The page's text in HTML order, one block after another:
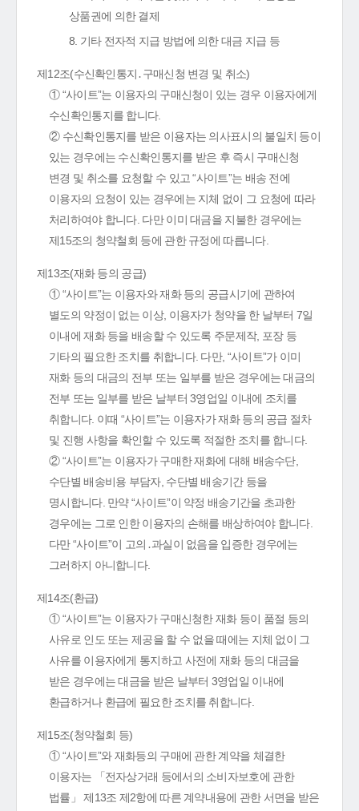
상품권에 의한 결제
8. 기타 전자적 지급 방법에 의한 대금 지급 등
제12조(수신확인통지․구매신청 변경 및 취소)
① “사이트”는 이용자의 구매신청이 있는 경우 이용자에게
수신확인통지를 합니다.
② 수신확인통지를 받은 이용자는 의사표시의 불일치 등이
있는 경우에는 수신확인통지를 받은 후 즉시 구매신청
변경 및 취소를 요청할 수 있고 “사이트”는 배송 전에
이용자의 요청이 있는 경우에는 지체 없이 그 요청에 따라
처리하여야 합니다. 다만 이미 대금을 지불한 경우에는
제15조의 청약철회 등에 관한 규정에 따릅니다.
제13조(재화 등의 공급)
① “사이트”는 이용자와 재화 등의 공급시기에 관하여
별도의 약정이 없는 이상, 이용자가 청약을 한 날부터 7일
이내에 재화 등을 배송할 수 있도록 주문제작, 포장 등
기타의 필요한 조치를 취합니다. 다만, “사이트”가 이미
재화 등의 대금의 전부 또는 일부를 받은 경우에는 대금의
전부 또는 일부를 받은 날부터 3영업일 이내에 조치를
취합니다. 이때 “사이트”는 이용자가 재화 등의 공급 절차
및 진행 사항을 확인할 수 있도록 적절한 조치를 합니다.
② “사이트”는 이용자가 구매한 재화에 대해 배송수단,
수단별 배송비용 부담자, 수단별 배송기간 등을
명시합니다. 만약 “사이트”이 약정 배송기간을 초과한
경우에는 그로 인한 이용자의 손해를 배상하여야 합니다.
다만 “사이트”이 고의․과실이 없음을 입증한 경우에는
그러하지 아니합니다.
제14조(환급)
① “사이트”는 이용자가 구매신청한 재화 등이 품절 등의
사유로 인도 또는 제공을 할 수 없을 때에는 지체 없이 그
사유를 이용자에게 통지하고 사전에 재화 등의 대금을
받은 경우에는 대금을 받은 날부터 3영업일 이내에
환급하거나 환급에 필요한 조치를 취합니다.
제15조(청약철회 등)
① “사이트”와 재화등의 구매에 관한 계약을 체결한
이용자는 「전자상거래 등에서의 소비자보호에 관한
법률」 제13조 제2항에 따른 계약내용에 관한 서면을 받은